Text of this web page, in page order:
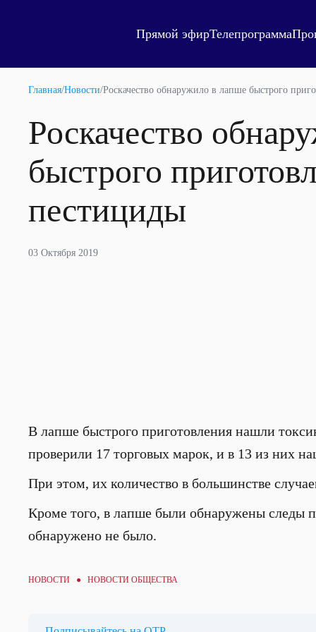
Прямой эфирТелепрограмма
Главная/Новости/Роскачество обнаружило в лапше быстрого
Роскачество
быстрого
пестициды
03 Октября 2019
В лапше быстрого приготовления нашли
проверили 17 торговых марок, и в 13 из них
При этом, их количество в большинстве
Кроме того, в лапше были обнаружены следы
обнаружено не было.
НОВОСТИ ● НОВОСТИ ОБЩЕСТВА